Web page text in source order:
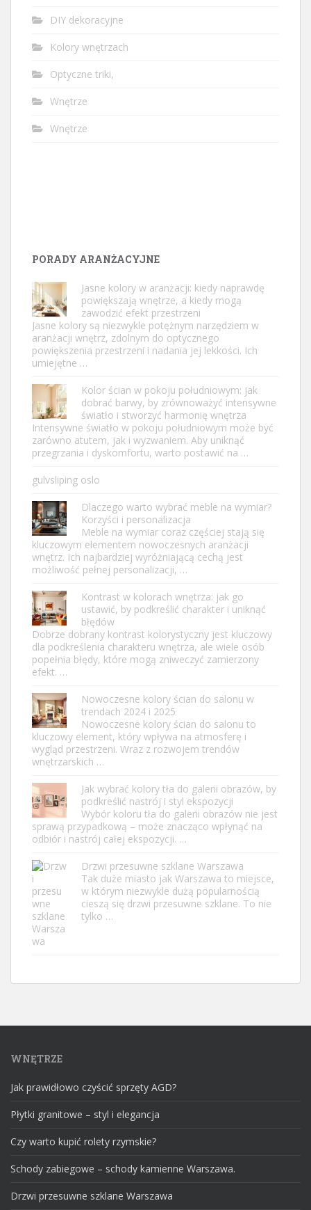
DIY dekoracyjne
Kolory wnętrzach
Optyczne triki,
Wnętrze
Wnętrze
PORADY ARANŻACYJNE
Jasne kolory w aranżacji: kiedy naprawdę
powiększają wnętrze, a kiedy mogą
zawodzić efekt przestrzeni
Jasne kolory są niezwykle potężnym narzędziem w
aranżacji wnętrz, zdolnym do optycznego
powiększenia przestrzeni i nadania jej lekkości. Ich
umiejętne …
Kolor ścian w pokoju południowym: jak
dobrać barwy, by zrównoważyć intensywne
światło i stworzyć harmonię wnętrza
Intensywne światło w pokoju południowym może być
zarówno atutem, jak i wyzwaniem. Aby uniknąć
przegrzania i dyskomfortu, warto postawić na …
gulvsliping oslo
Dlaczego warto wybrać meble na wymiar?
Korzyści i personalizacja
Meble na wymiar coraz częściej stają się
kluczowym elementem nowoczesnych aranżacji
wnętrz. Ich najbardziej wyróżniającą cechą jest
możliwość pełnej personalizacji, …
Kontrast w kolorach wnętrza: jak go
ustawić, by podkreślić charakter i uniknąć
błędów
Dobrze dobrany kontrast kolorystyczny jest kluczowy
dla podkreślenia charakteru wnętrza, ale wiele osób
popełnia błędy, które mogą zniweczyć zamierzony
efekt. …
Nowoczesne kolory ścian do salonu w
trendach 2024 i 2025
Nowoczesne kolory ścian do salonu to
kluczowy element, który wpływa na atmosferę i
wygląd przestrzeni. Wraz z rozwojem trendów
wnętrzarskich …
Jak wybrać kolory tła do galerii obrazów, by
podkreślić nastrój i styl ekspozycji
Wybór koloru tła do galerii obrazów nie jest
sprawą przypadkową – może znacząco wpłynąć na
odbiór i nastrój całej ekspozycji. …
Drzwi przesuwne szklane Warszawa
Tak duże miasto jak Warszawa to miejsce,
w którym niezwykle dużą popularnością
cieszą się drzwi przesuwne szklane. To nie
tylko …
WNĘTRZE
Jak prawidłowo czyścić sprzęty AGD?
Płytki granitowe – styl i elegancja
Czy warto kupić rolety rzymskie?
Schody zabiegowe – schody kamienne Warszawa.
Drzwi przesuwne szklane Warszawa